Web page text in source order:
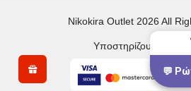
Nikokira Outlet 2026 All
Υποστηρίζουμε
💬